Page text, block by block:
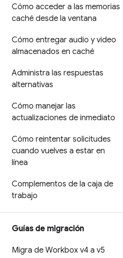
Cómo acceder a las memorias
caché desde la ventana
Cómo entregar audio y video
almacenados en caché
Administra las respuestas
alternativas
Cómo manejar las
actualizaciones de inmediato
Cómo reintentar solicitudes
cuando vuelves a estar en
línea
Complementos de la caja de
trabajo
Guías de migración
Migra de Workbox v4 a v5